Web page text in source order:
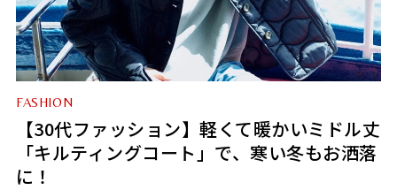
FASHION
【30代ファッション】軽くて暖かいミドル丈
「キルティングコート」で、寒い冬もお洒落
に！